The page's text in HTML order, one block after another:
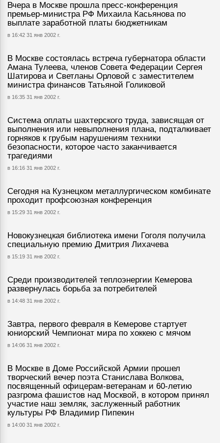
Вчера в Москве прошла пресс-конференция
премьер-министра РФ Михаила Касьянова по
выплате заработной платы бюджетникам
в 16:42 31 янв 2002 г.
В Москве состоялась встреча губернатора области
Амана Тулеева, членов Совета Федерации Сергея
Шатирова и Светланы Орловой с заместителем
министра финансов Татьяной Голиковой
в 16:35 31 янв 2002 г.
Система оплаты шахтерского труда, зависящая от
выполнения или невыполнения плана, подталкивает
горняков к грубым нарушениям техники
безопасности, которое часто заканчивается
трагедиями
в 16:16 31 янв 2002 г.
Сегодня на Кузнецком металлургическом комбинате
проходит профсоюзная конференция
в 15:29 31 янв 2002 г.
Новокузнецкая библиотека имени Гоголя получила
специальную премию Дмитрия Лихачева
в 15:19 31 янв 2002 г.
Среди производителей теплоэнергии Кемерова
развернулась борьба за потребителей
в 14:48 31 янв 2002 г.
Завтра, первого февраля в Кемерове стартует
юниорский Чемпионат мира по хоккею с мячом
в 14:06 31 янв 2002 г.
В Москве в Доме Российской Армии прошел
творческий вечер поэта Станислава Волкова,
посвященный офицерам-ветеранам и 60-летию
разгрома фашистов над Москвой, в котором принял
участие наш земляк, заслуженный работник
культуры РФ Владимир Пипекин
в 14:00 31 янв 2002 г.